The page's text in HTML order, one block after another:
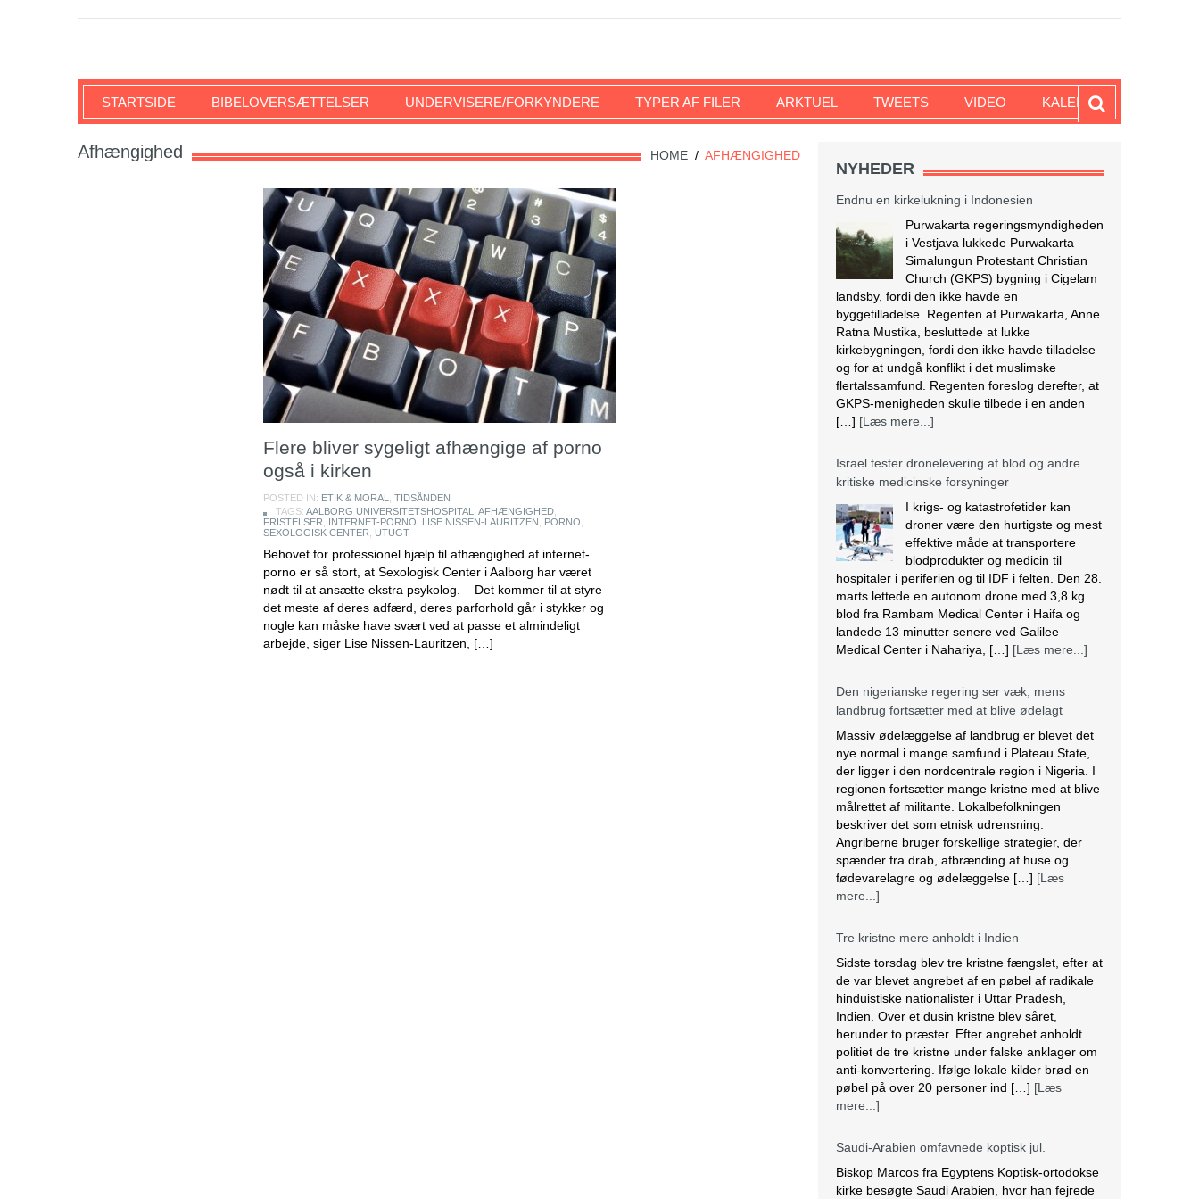
SKRIFTEN
STARTSIDE BIBELOVERSÆTTELSER UNDERVISERE/FORKYNDERE TYPER AF FILER ARKTUEL TWEETS VIDEO KALENDER
HOME / AFHÆNGIGHED
Afhængighed
Flere bliver sygeligt afhængige af porno
også i kirken
POSTED IN: ETIK & MORAL
TIDSÅNDEN
TAGS: AALBORG UNIVERSITETSHOSPITAL AFHÆNGIGHED,
FRISTELSER
INTERNET-PORNO LISE NISSEN-LAURITZEN PORNO
SEXOLOGISK CENTER
UTUGT
Behovet for professionel hjælp til afhængighed af internet-
porno er så stort, at Sexologisk Center i Aalborg har været
nødt til at ansætte ekstra psykolog. – Det kommer til at styre
det meste af deres adfærd, deres parforhold går i stykker og
nogle kan måske have svært ved at passe et almindeligt
arbejde, siger Lise Nissen-Lauritzen, […]
NYHEDERPurwakarta regeringsmyndigheden
Simalungun Protestant Christian
Church (GKPS) bygning i Cigelam
landsby, fordi den ikke havde en
byggetilladelse. Regenten af Purwakarta, Anne
Ratna Mustika, besluttede at lukke
kirkebygningen, fordi den ikke havde tilladelse
og for at undgå konflikt i det muslimske
flertalssamfund. Regenten foreslog derefter, at
GKPS-menigheden skulle tilbede i en anden
[…][Læs mere...]
Israel tester dronelevering af blod og andre
kritiske medicinske forsyninger
droner være den hurtigste og mest
effektive måde at transportere
blodprodukter og medicin til
hospitaler i periferien og til IDF i felten. Den 28.
marts lettede en autonom drone med 3,8 kg
blod fra Rambam Medical Center i Haifa og
landede 13 minutter senere ved Galilee
Medical Center i Nahariya, […][Læs mere...]
Den nigerianske regering ser væk, mens
landbrug fortsætter med at blive ødelagt
nye normal i mange samfund i Plateau State,
der ligger i den nordcentrale region i Nigeria. I
regionen fortsætter mange kristne med at blive
målrettet af militante. Lokalbefolkningen
beskriver det som etnisk udrensning.
Angriberne bruger forskellige strategier, der
spænder fra drab, afbrænding af huse og
fødevarelagre og ødelæggelse […][Læs
mere...]
Tre kristne mere anholdt i Indien
hinduistiske nationalister i Uttar Pradesh,
Indien. Over et dusin kristne blev såret,
herunder to præster. Efter angrebet anholdt
politiet de tre kristne under falske anklager om
anti-konvertering. Ifølge lokale kilder brød en
pøbel på over 20 personer ind […][Læs
mere...]
Saudi-Arabien omfavnede koptisk jul.
den østlige juleliturgi sammen med 3.000
koptiske kristne bosiddende i landet. Dette var
den første offentlige julefejring anerkendt af